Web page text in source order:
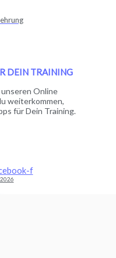
DEIN TRAINING
Online
weiterkommen,
für Dein Training.
f